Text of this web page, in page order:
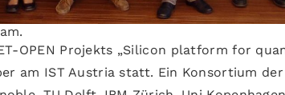
OPEN Projekts „Silicon platform for
am IST Austria statt. Ein Konsortium